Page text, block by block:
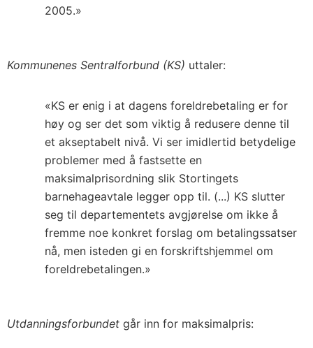
2005.»
Kommunenes Sentralforbund (KS) uttaler:
«KS er enig i at dagens foreldrebetaling er for
høy og ser det som viktig å redusere denne til
et akseptabelt nivå. Vi ser imidlertid betydelige
problemer med å fastsette en
maksimalprisordning slik Stortingets
barnehageavtale legger opp til. (...) KS slutter
seg til departementets avgjørelse om ikke å
fremme noe konkret forslag om betalingssatser
nå, men isteden gi en forskriftshjemmel om
foreldrebetalingen.»
Utdanningsforbundet går inn for maksimalpris: